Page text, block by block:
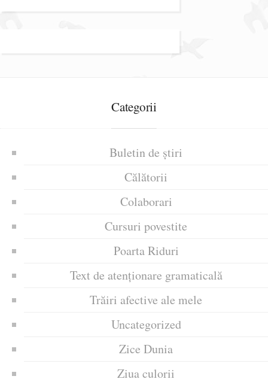
Categorii
Buletin de știri
Călătorii
Colaborari
Cursuri povestite
Poarta Riduri
Text de atenționare gramaticală
Trăiri afective ale mele
Uncategorized
Zice Dunia
Ziua culorii